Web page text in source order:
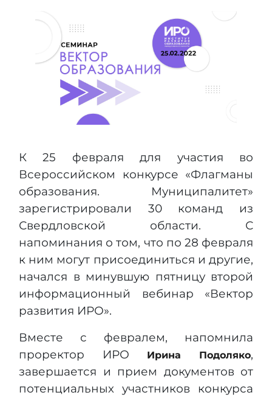
К 25 февраля для участия во
Всероссийском конкурсе «Флагманы
образования. Муниципалитет»
зарегистрировали 30 команд из
Свердловской области. С
напоминания о том, что по 28 февраля
к ним могут присоединиться и другие,
начался в минувшую пятницу второй
информационный вебинар «Вектор
развития ИРО».
Вместе с февралем, напомнила
проректор ИРО
Ирина Подоляко,
завершается и прием документов от
потенциальных участников конкурса